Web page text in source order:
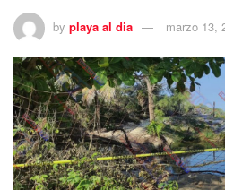
by playa al dia marzo 13,